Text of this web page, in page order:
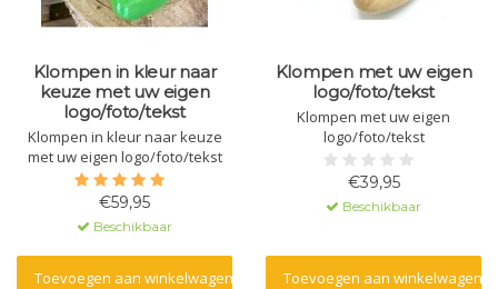
Klompen in kleur naar
keuze met uw eigen
logo/foto/tekst
Klompen in kleur naar keuze
met uw eigen logo/foto/tekst
€59,95
Beschikbaar
Toevoegen aan winkelwagen
Klompen met uw eigen
logo/foto/tekst
Klompen met uw eigen
logo/foto/tekst
€39,95
Beschikbaar
Toevoegen aan winkelwagen